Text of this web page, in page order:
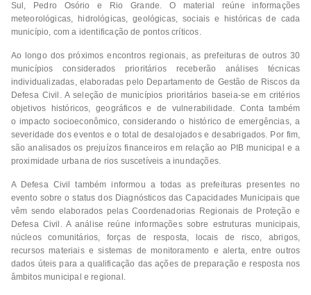
Sul, Pedro Osório e Rio Grande. O material reúne informações
meteorológicas, hidrológicas, geológicas, sociais e históricas de cada
município, com a identificação de pontos críticos.
Ao longo dos próximos encontros regionais, as prefeituras de outros 30
municípios considerados prioritários receberão análises técnicas
individualizadas, elaboradas pelo Departamento de Gestão de Riscos da
Defesa Civil. A seleção de municípios prioritários baseia-se em critérios
objetivos históricos, geográficos e de vulnerabilidade. Conta também
o impacto socioeconômico, considerando o histórico de emergências, a
severidade dos eventos e o total de desalojados e desabrigados. Por fim,
são analisados os prejuízos financeiros em relação ao PIB municipal e a
proximidade urbana de rios suscetíveis a inundações.
A Defesa Civil também informou a todas as prefeituras presentes no
evento sobre o status dos Diagnósticos das Capacidades Municipais que
vêm sendo elaborados pelas Coordenadorias Regionais de Proteção e
Defesa Civil. A análise reúne informações sobre estruturas municipais,
núcleos comunitários, forças de resposta, locais de risco, abrigos,
recursos materiais e sistemas de monitoramento e alerta, entre outros
dados úteis para a qualificação das ações de preparação e resposta nos
âmbitos municipal e regional.